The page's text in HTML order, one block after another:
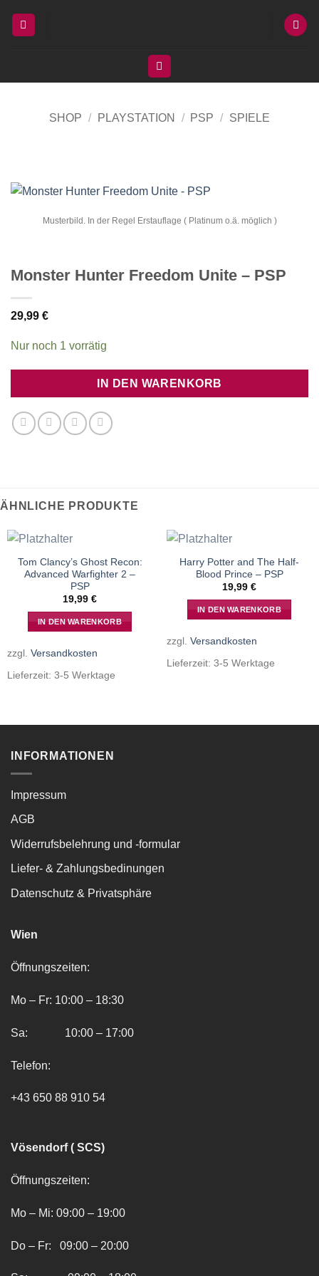
Inhalt
SHOP / PLAYSTATION / PSP / SPIELE
Musterbild. In der Regel Erstauflage ( Platinum o.ä. möglich )
Monster Hunter Freedom Unite – PSP
29,99 €
Nur noch 1 vorrätig
IN DEN WARENKORB
ÄHNLICHE PRODUKTE
Tom Clancy’s Ghost Recon:
Advanced Warfighter 2 –
PSP
19,99 €
IN DEN WARENKORB
zzgl. Versandkosten
Lieferzeit: 3-5 Werktage
Harry Potter and The Half-
Blood Prince – PSP
19,99 €
IN DEN WARENKORB
zzgl. Versandkosten
Lieferzeit: 3-5 Werktage
INFORMATIONEN
Impressum
AGB
Widerrufsbelehrung und -formular
Liefer- & Zahlungsbedinungen
Datenschutz & Privatsphäre
Wien
Öffnungszeiten:
Mo – Fr: 10:00 – 18:30
Sa: 10:00 – 17:00
Telefon:
+43 650 88 910 54
Vösendorf ( SCS)
Öffnungszeiten:
Mo – Mi: 09:00 – 19:00
Do – Fr: 09:00 – 20:00